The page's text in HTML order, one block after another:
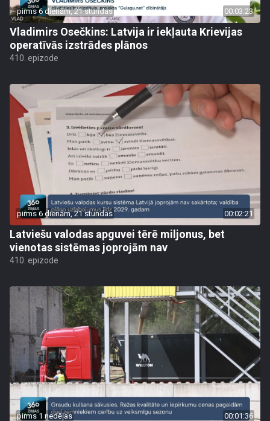
pirms 6 dienām, 21 stundas 00:03:23
Vladimirs Osečkins: Latvija ir iekļauta Krievijas
operatīvās izstrādes plānos
410. epizode
pirms 6 dienām, 21 stundas 00:02:21
Latviešu valodas apguvei tērē miljonus, bet
vienotas sistēmas joprojām nav
410. epizode
pirms 1 nedēļas 00:01:36